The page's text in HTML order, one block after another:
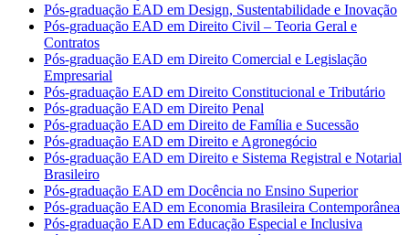
Pós-graduação EAD em Design, Sustentabilidade e Inovação
Pós-graduação EAD em Direito Civil – Teoria Geral e
Contratos
Pós-graduação EAD em Direito Comercial e Legislação
Empresarial
Pós-graduação EAD em Direito Constitucional e Tributário
Pós-graduação EAD em Direito Penal
Pós-graduação EAD em Direito de Família e Sucessão
Pós-graduação EAD em Direito e Agronegócio
Pós-graduação EAD em Direito e Sistema Registral e Notarial
Brasileiro
Pós-graduação EAD em Docência no Ensino Superior
Pós-graduação EAD em Economia Brasileira Contemporânea
Pós-graduação EAD em Educação Especial e Inclusiva